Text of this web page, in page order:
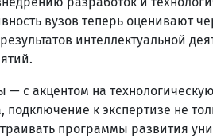
вузов теперь оценивают
интеллектуальной
— с акцентом на
к экспертизе не
программы развития